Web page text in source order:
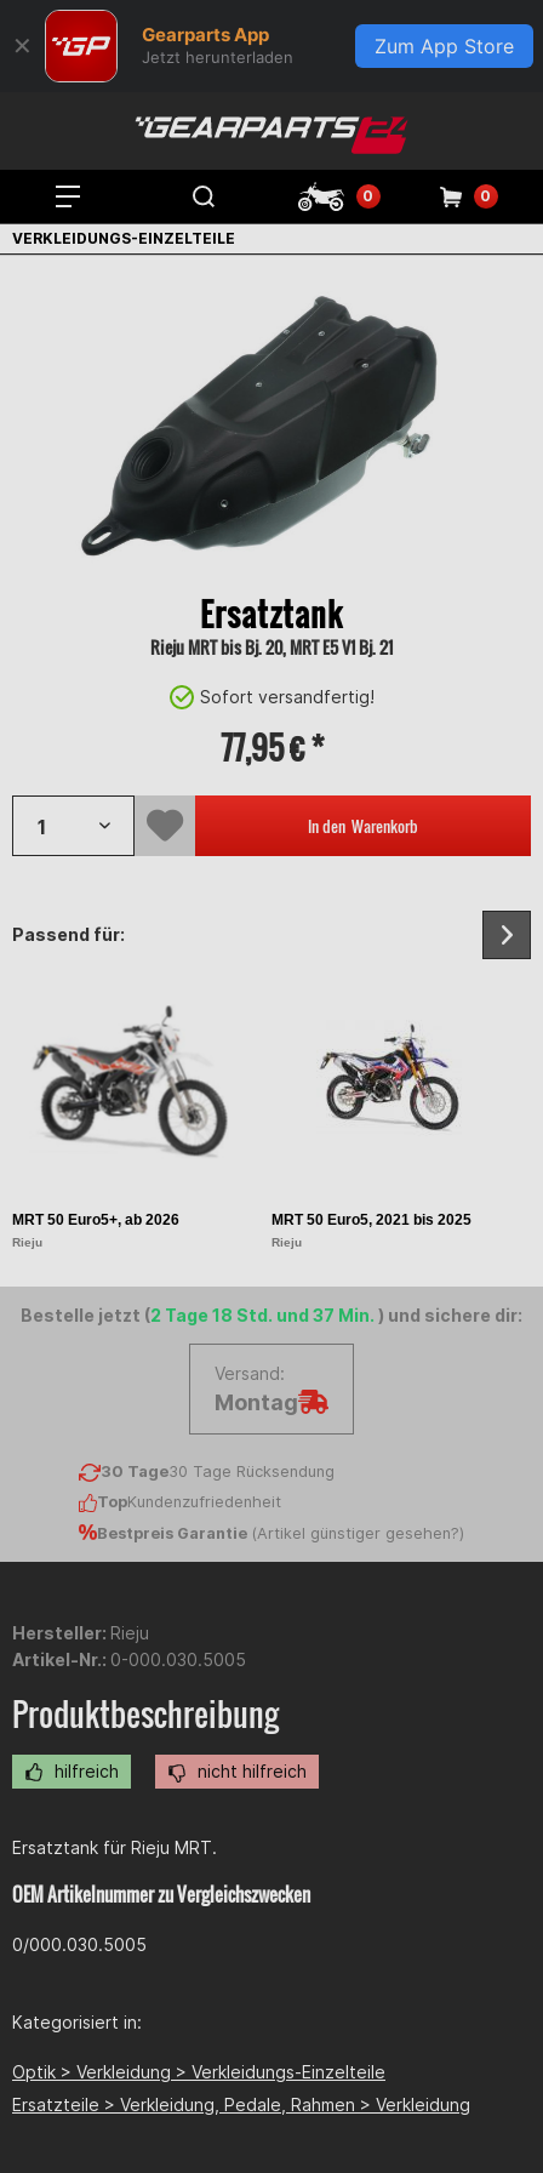
✕ Gearparts App
Jetzt herunterladen Zum App Store
0 0
VERKLEIDUNGS-EINZELTEILE
Ersatztank
Rieju MRT bis Bj. 20, MRT E5 V1 Bj. 21
Sofort versandfertig!
77,95 € *
In den Warenkorb
Passend für:
MRT 50 Euro5+, ab 2026
Rieju
MRT 50 Euro5, 2021 bis 2025
Rieju
Bestelle jetzt (2 Tage 18 Std. und 37 Min. ) und sichere dir:
Versand:
Montag
30 Tage30 Tage Rücksendung
TopKundenzufriedenheit
Bestpreis Garantie (Artikel günstiger gesehen?)
Hersteller: Rieju
Artikel-Nr.: 0-000.030.5005
Produktbeschreibung
hilfreich nicht hilfreich
Ersatztank für Rieju MRT.
OEM Artikelnummer zu Vergleichszwecken
0/000.030.5005
Kategorisiert in:
Optik > Verkleidung > Verkleidungs-Einzelteile
Ersatzteile > Verkleidung, Pedale, Rahmen > Verkleidung